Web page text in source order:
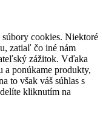
cookies. Niektoré
zatiaľ čo iné nám
zážitok. Vďaka
a ponúkame produkty,
to však váš súhlas s
kliknutím na